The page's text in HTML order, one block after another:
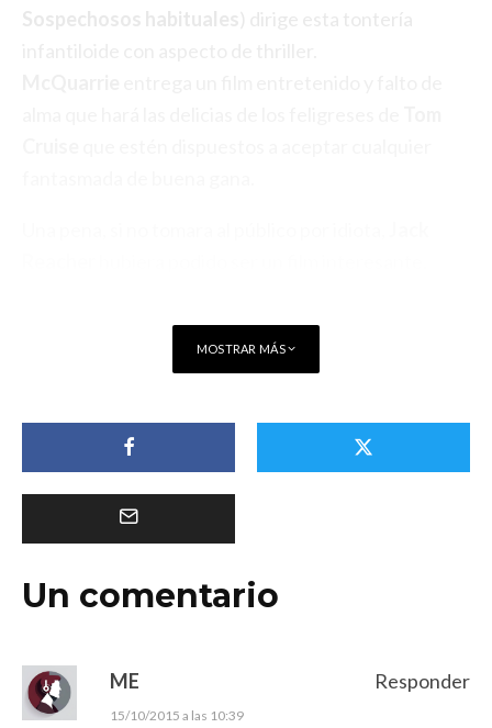
MOSTRAR MÁS
Un comentario
ME
15/10/2015 a las 10:39
Responder